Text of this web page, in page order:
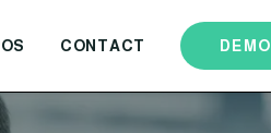
CONTACT DEMO